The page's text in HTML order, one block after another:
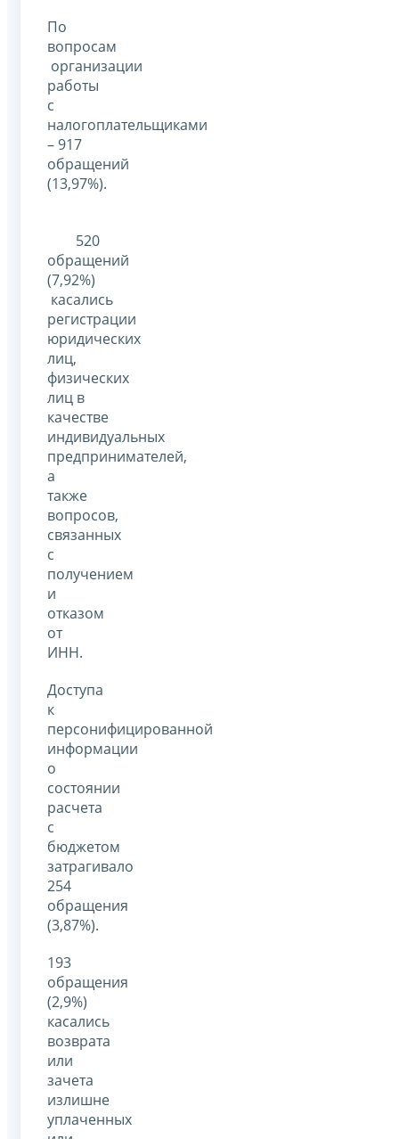
По
вопросам
организации
работы
с
налогоплательщиками
– 917
обращений
(13,97%).
520
обращений
(7,92%)
касались
регистрации
юридических
лиц,
физических
лиц в
качестве
индивидуальных
предпринимателей,
а
также
вопросов,
связанных
с
получением
и
отказом
от
ИНН.
Доступа
к
персонифицированной
информации
о
состоянии
расчета
с
бюджетом
затрагивало
254
обращения
(3,87%).
193
обращения
(2,9%)
касались
возврата
или
зачета
излишне
уплаченных